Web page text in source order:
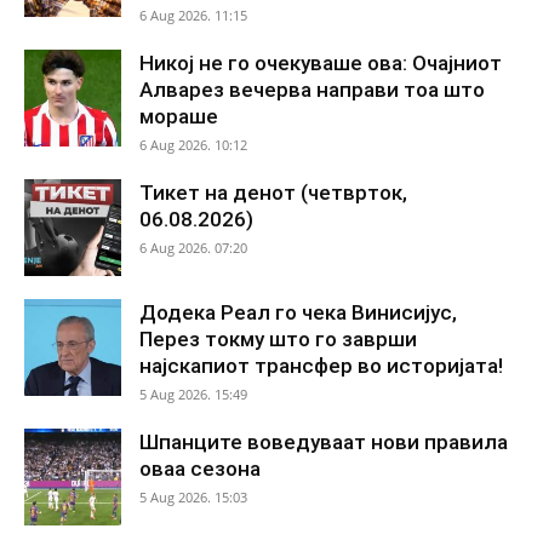
6 Aug 2026. 11:15
Никој не го очекуваше ова: Очајниот
Алварез вечерва направи тоа што
мораше
6 Aug 2026. 10:12
Тикет на денот (четврток,
06.08.2026)
6 Aug 2026. 07:20
Додека Реал го чека Винисијус,
Перез токму што го заврши
најскапиот трансфер во историјата!
5 Aug 2026. 15:49
Шпанците воведуваат нови правила
оваа сезона
5 Aug 2026. 15:03